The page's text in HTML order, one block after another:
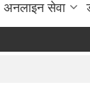
अनलाइन सेवा